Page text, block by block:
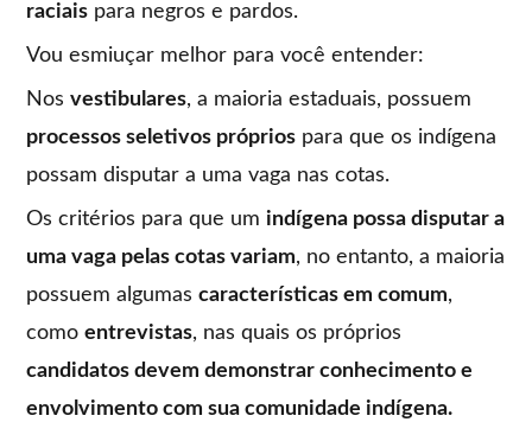
raciais para negros e pardos.
Vou esmiuçar melhor para você entender:
Nosvestibulares, a maioria estaduais, possuem
processos seletivos próprios para que os indígena
possam disputar a uma vaga nas cotas.
Os critérios para que um indígena possa disputar a
uma vaga pelas cotas variam, no entanto, a maioria
possuem algumascaracterísticas em comum,
comoentrevistas, nas quais os próprios
candidatos devem demonstrar conhecimento e
envolvimento com sua comunidade indígena.